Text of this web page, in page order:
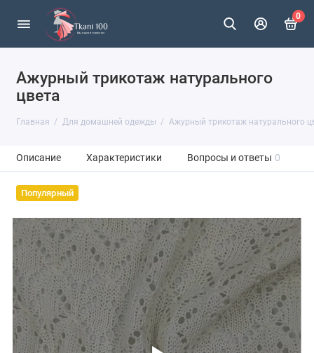
0
Ажурный трикотаж натурального
цвета
Главная Для домашней одежды Ажурный трикотаж натурального
Описание Характеристики Вопросы и ответы 0
Популярный